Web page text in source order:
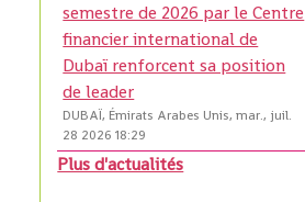
semestre de 2026 par le Centre
financier international de
Dubaï renforcent sa position
de leader
DUBAÏ, Émirats Arabes Unis, mar., juil.
28 2026 18:29
Plus d'actualités